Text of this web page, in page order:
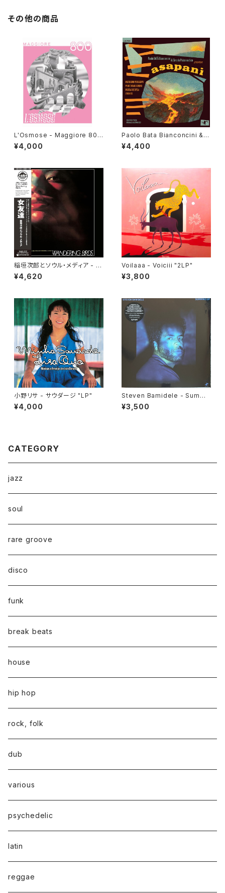
その他の商品
L'Osmose - Maggiore 800
"LP"
¥4,000
Paolo Bata Bianconcini & C
ircolo Psiconautico - Asap
ani "LP"
¥4,400
稲垣次郎とソウル・メディア - W
andering Birds 女友達 "LP"
¥4,620
Voilaaa - Voiciii "2LP"
¥3,800
小野リサ - サウダージ "LP"
¥4,000
Steven Bamidele - Summi
ng Up "LP"
¥3,500
CATEGORY
jazz
soul
rare groove
disco
funk
break beats
house
hip hop
rock, folk
dub
various
psychedelic
latin
reggae